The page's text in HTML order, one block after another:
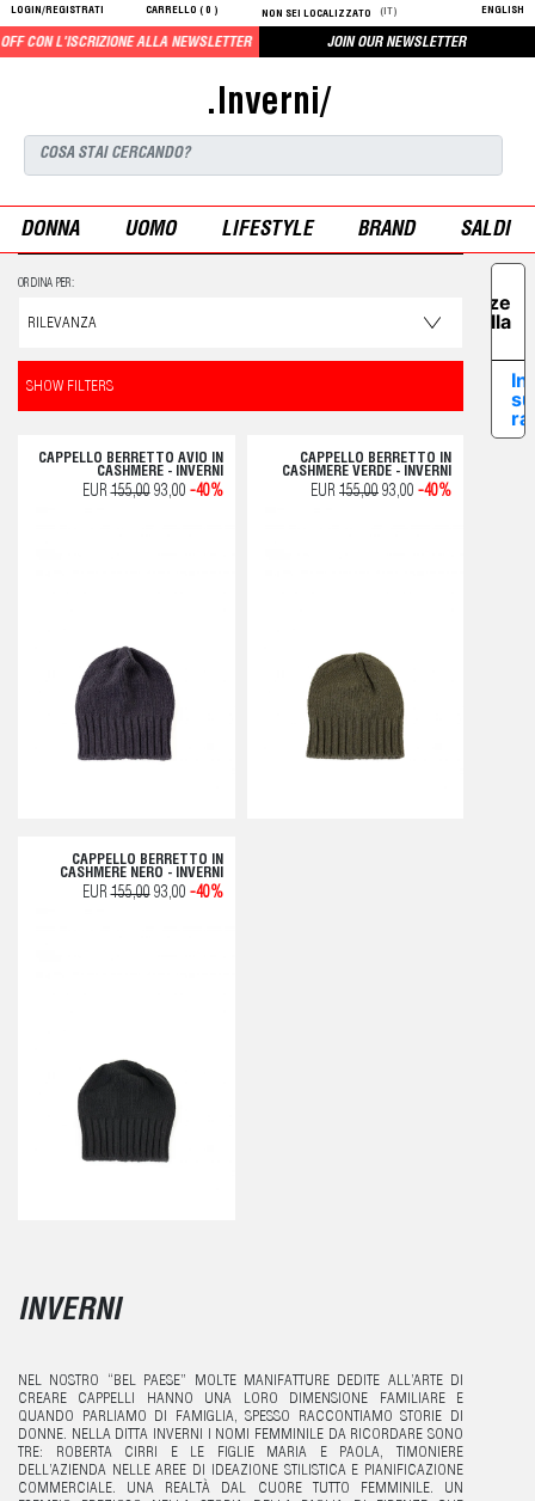
LOGIN/REGISTRATI CARRELLO ( 0 ) NON SEI LOCALIZZATO (IT) ENGLISH
CON L'ISCRIZIONE ALLA NEWSLETTER JOIN OUR NEWSLETTER
.Inverni/
DONNA UOMO LIFESTYLE BRAND SALDI
ORDINA PER:
SHOW FILTERS
CAPPELLO BERRETTO AVIO IN
CASHMERE - INVERNI
EUR155,0093,00 -40%
CAPPELLO BERRETTO IN
CASHMERE VERDE - INVERNI
EUR 155,00 93,00 -40%
CAPPELLO BERRETTO IN
CASHMERE NERO - INVERNI
EUR155,0093,00 -40%
INVERNI
NEL NOSTRO “BEL PAESE” MOLTE MANIFATTURE DEDITE ALL’ARTE DI
CREARE CAPPELLI HANNO UNA LORO DIMENSIONE FAMILIARE E
QUANDO PARLIAMO DI FAMIGLIA, SPESSO RACCONTIAMO STORIE DI
DONNE. NELLA DITTA INVERNI I NOMI FEMMINILE DA RICORDARE SONO
TRE: ROBERTA CIRRI E LE FIGLIE MARIA E PAOLA, TIMONIERE
DELL’AZIENDA NELLE AREE DI IDEAZIONE STILISTICA E PIANIFICAZIONE
COMMERCIALE. UNA REALTÀ DAL CUORE TUTTO FEMMINILE. UN
preferenze
relative alla